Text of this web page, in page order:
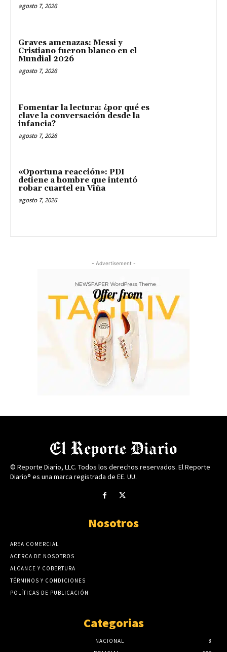
agosto 7, 2026
Graves amenazas: Messi y
Cristiano fueron blanco en el
Mundial 2026
agosto 7, 2026
Fomentar la lectura: ¿por qué es
clave la conversación desde la
infancia?
agosto 7, 2026
«Oportuna reacción»: PDI
detiene a hombre que intentó
robar cuartel en Viña
agosto 7, 2026
- Advertisement -
© Reporte Diario, LLC. Todos los derechos reservados. El Reporte
Diario® es una marca registrada de EE. UU.
Nosotros
AREA COMERCIAL
ACERCA DE NOSOTROS
ALCANCE Y COBERTURA
TÉRMINOS Y CONDICIONES
POLÍTICAS DE PUBLICACIÓN
Categorias
NACIONAL
8